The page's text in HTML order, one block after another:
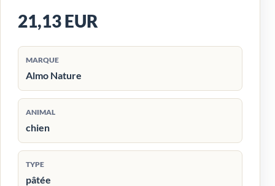
21,13 EUR
MARQUE
Almo Nature
ANIMAL
chien
TYPE
pâtée